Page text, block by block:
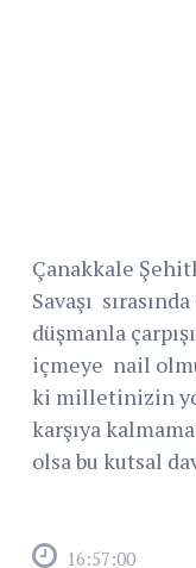
Çanakkale
Savaşı
düşmanla
içmeye nail
ki milletinizin
karşıya
olsa bu kutsal
16:57:00